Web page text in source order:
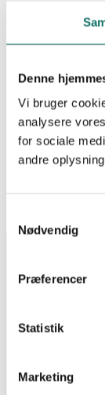
Denne
Vi bruger
analysere
for sociale
andre
Nødvendig
Præferencer
Statistik
Marketing
Log ind for
EAN:
Kategori 6A
GIGA-LAN
LSZH
Log ind for
INFORMATION
CSR
KONTAKT
Hassellunden 7